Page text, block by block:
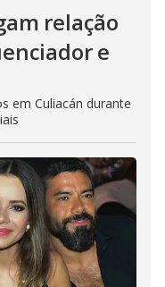
relação
e
em Culiacán durante